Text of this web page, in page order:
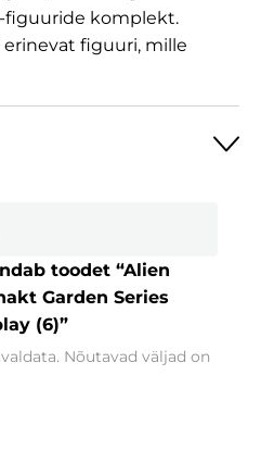
figuuride komplekt.
figuuri, mille
toodet “Alien
Garden Series
(6)”
Nõutavad väljad on